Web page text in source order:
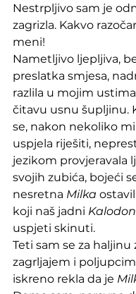
Nestrpljivo sam je
zagrizla. Kakvo
meni!
Nametljivo ljepljiva,
preslatka smjesa,
razlila u mojim
čitavu usnu šupljinu.
se, nakon nekoliko
uspjela riješiti,
jezikom provjeravala
svojih zubića, bojeći
nesretna Milka
koji naš jadni
uspjeti skinuti.
Teti sam se za haljinu
zagrljajem i
iskreno rekla da je